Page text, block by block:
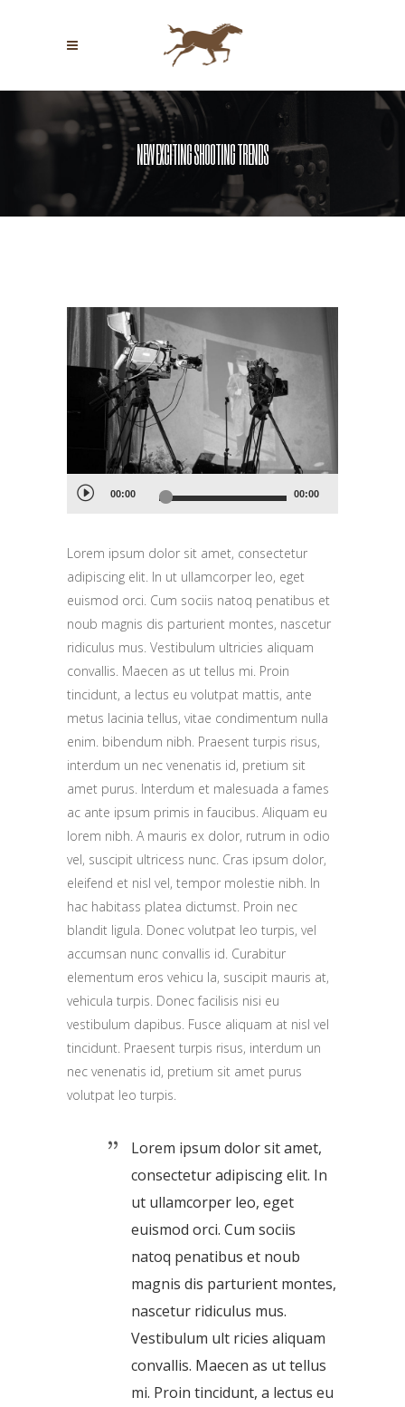
NEW EXCITING SHOOTING TRENDS
Audio
Player
00:00 00:00
Lorem ipsum dolor sit amet, consectetur
adipiscing elit. In ut ullamcorper leo, eget
euismod orci. Cum sociis natoq penatibus et
noub magnis dis parturient montes, nascetur
ridiculus mus. Vestibulum ultricies aliquam
convallis. Maecen as ut tellus mi. Proin
tincidunt, a lectus eu volutpat mattis, ante
metus lacinia tellus, vitae condimentum nulla
enim. bibendum nibh. Praesent turpis risus,
interdum un nec venenatis id, pretium sit
amet purus. Interdum et malesuada a fames
ac ante ipsum primis in faucibus. Aliquam eu
lorem nibh. A mauris ex dolor, rutrum in odio
vel, suscipit ultricess nunc. Cras ipsum dolor,
eleifend et nisl vel, tempor molestie nibh. In
hac habitass platea dictumst. Proin nec
blandit ligula. Donec volutpat leo turpis, vel
accumsan nunc convallis id. Curabitur
elementum eros vehicu la, suscipit mauris at,
vehicula turpis. Donec facilisis nisi eu
vestibulum dapibus. Fusce aliquam at nisl vel
tincidunt. Praesent turpis risus, interdum un
nec venenatis id, pretium sit amet purus
volutpat leo turpis.
Lorem ipsum dolor sit amet,
consectetur adipiscing elit. In
ut ullamcorper leo, eget
euismod orci. Cum sociis
natoq penatibus et noub
magnis dis parturient montes,
nascetur ridiculus mus.
Vestibulum ult ricies aliquam
convallis. Maecen as ut tellus
mi. Proin tincidunt, a lectus eu